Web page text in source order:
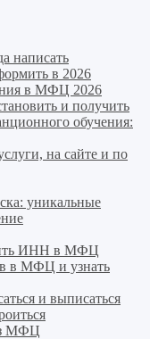
написать
в 2026
в МФЦ 2026
и получить
обучения:
на сайте и по
уникальные
ИНН в МФЦ
в МФЦ и узнать
и выписаться
МФЦ